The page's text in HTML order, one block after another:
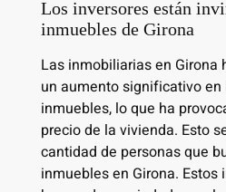
Los inversores están
inmuebles de Girona
Las inmobiliarias en Girona
un aumento significativo en
inmuebles, lo que ha
precio de la vivienda. Esto
cantidad de personas que
inmuebles en Girona. Estos